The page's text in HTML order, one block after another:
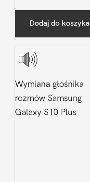
Dodaj do koszyka
Wymiana głośnika
rozmów Samsung
Galaxy S10 Plus